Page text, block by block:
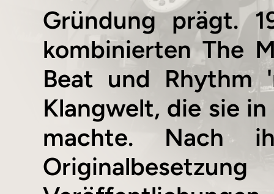
Gründung prägt.
kombinierten The
Beat und Rhythm
Klangwelt, die sie
machte. Nach